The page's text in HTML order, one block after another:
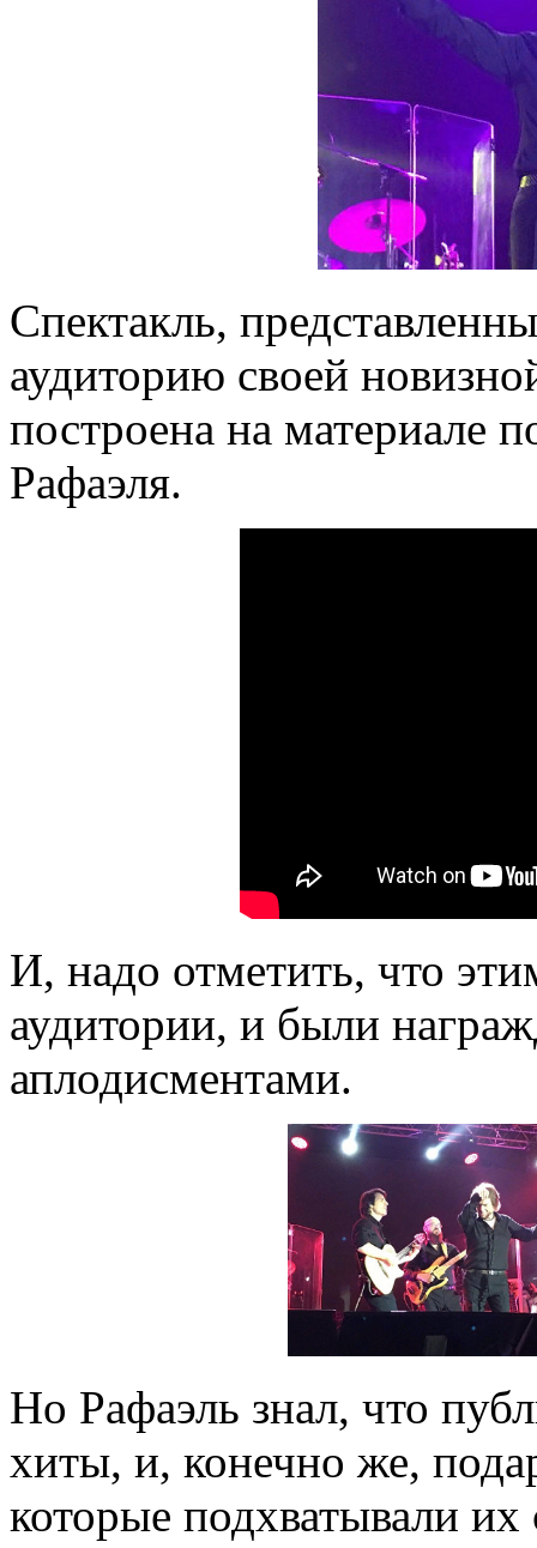
Спектакль,
аудиторию своей
построена на материале
Рафаэля.
И, надо отметить, что
аудитории, и были
аплодисментами.
Но Рафаэль знал, что
хиты, и, конечно же,
которые подхватывали